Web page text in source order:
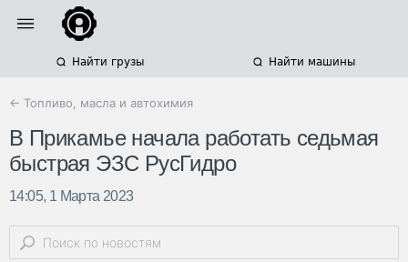
Найти грузы Найти машины
← Топливо, масла и автохимия
В Прикамье начала работать седьмая
быстрая ЭЗС РусГидро
14:05, 1 Марта 2023